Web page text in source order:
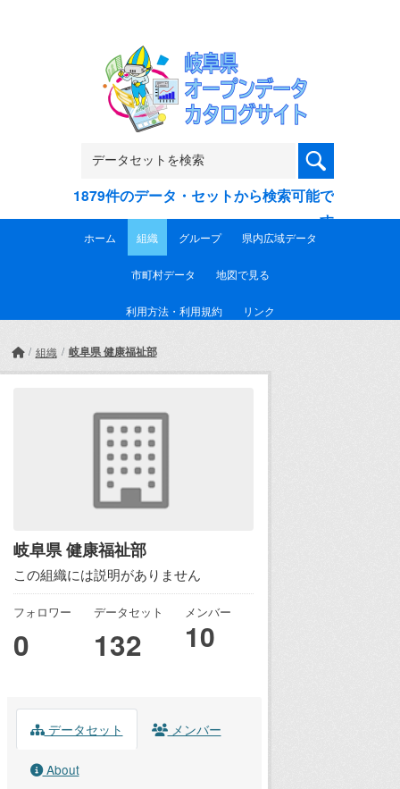
1879件のデータ・セットから検索可能で
す
ホーム 組織 グループ 県内広域データ
市町村データ 地図で見る
利用方法・利用規約 リンク
組織 岐阜県 健康福祉部
岐阜県 健康福祉部
この組織には説明がありません
フォロワー
0
データセット
132
メンバー
10
データセット メンバー
About